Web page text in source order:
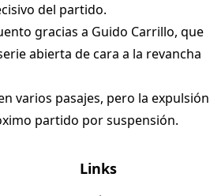
del partido.
gracias a Guido Carrillo, que
abierta de cara a la revancha
varios pasajes, pero la expulsión
partido por suspensión.
Links